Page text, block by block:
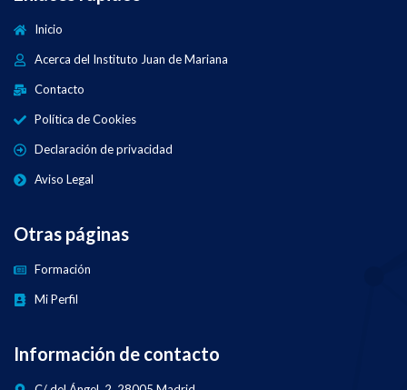
Inicio
Acerca del Instituto Juan de Mariana
Contacto
Política de Cookies
Declaración de privacidad
Aviso Legal
Otras páginas
Formación
Mi Perfil
Información de contacto